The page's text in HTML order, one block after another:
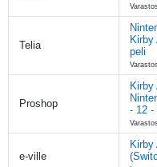
Telia
Kirby
peli
Proshop
Kirby
- 12 -
e-ville
Kirby